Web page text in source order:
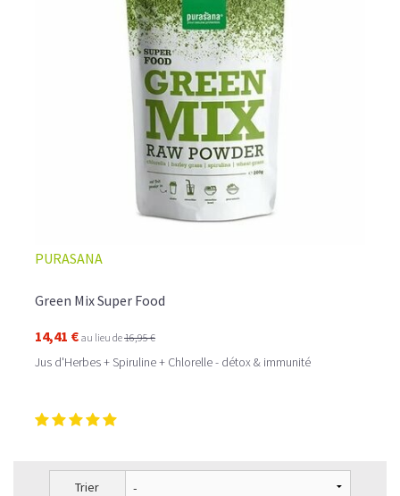
PURASANA
Green Mix Super Food
14,41 € au lieu de16,95 €
Jus d'Herbes + Spiruline + Chlorelle - détox & immunité
Trier